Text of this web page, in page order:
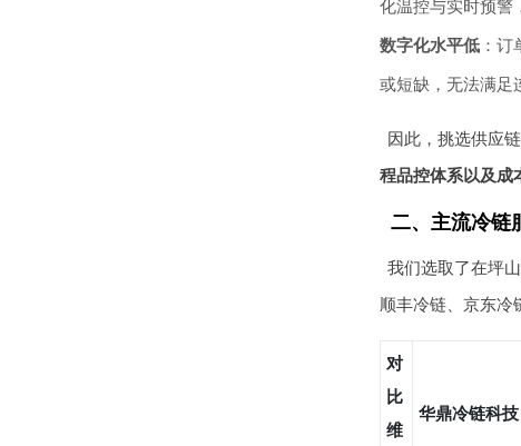
化温控与实时预警
数字化水平低：订
或短缺，无法满足
因此，挑选供应
程品控体系以及成
二、主流冷链
我们选取了在坪
顺丰冷链、京东冷
对
比
维
华鼎冷链科技